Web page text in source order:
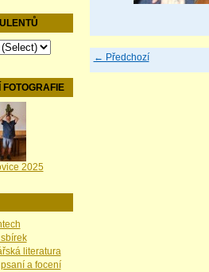
FOTOGRAFIE
2025
literatura
a focení
← Předchozí